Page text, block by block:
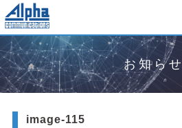
お知らせ
image-115